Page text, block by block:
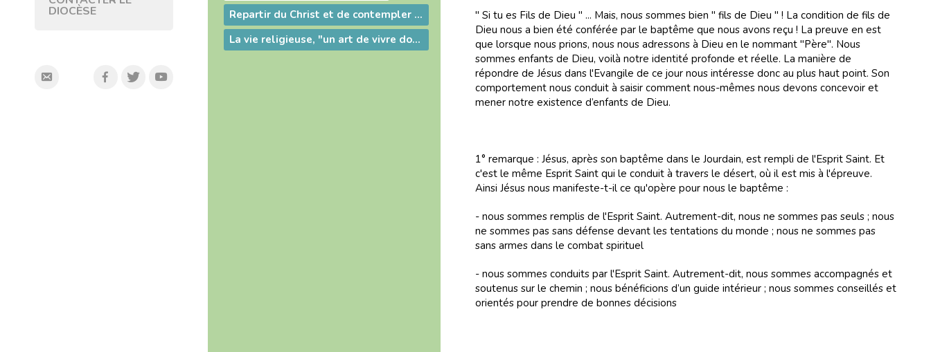
DIOCÈSE
" Si tu es Fils de Dieu " ... Mais, nous sommes bien " fils de Dieu " ! La condition de fils de
Dieu nous a bien été conférée par le baptême que nous avons reçu ! La preuve en est
que lorsque nous prions, nous nous adressons à Dieu en le nommant "Père". Nous
sommes enfants de Dieu, voilà notre identité profonde et réelle. La manière de
répondre de Jésus dans l'Evangile de ce jour nous intéresse donc au plus haut point. Son
comportement nous conduit à saisir comment nous-mêmes nous devons concevoir et
mener notre existence d’enfants de Dieu.
1° remarque : Jésus, après son baptême dans le Jourdain, est rempli de l'Esprit Saint. Et
c'est le même Esprit Saint qui le conduit à travers le désert, où il est mis à l'épreuve.
Ainsi Jésus nous manifeste-t-il ce qu'opère pour nous le baptême :
- nous sommes remplis de l'Esprit Saint. Autrement-dit, nous ne sommes pas seuls ; nous
ne sommes pas sans défense devant les tentations du monde ; nous ne sommes pas
sans armes dans le combat spirituel
- nous sommes conduits par l'Esprit Saint. Autrement-dit, nous sommes accompagnés et
soutenus sur le chemin ; nous bénéficions d’un guide intérieur ; nous sommes conseillés et
orientés pour prendre de bonnes décisions
Repartir du Christ et de contempler le visage de Jésus
La vie religieuse, "un art de vivre dont on a besoin !"